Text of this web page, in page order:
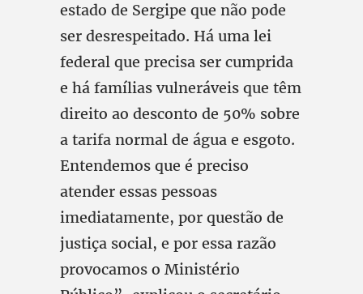
estado de Sergipe que não pode
ser desrespeitado. Há uma lei
federal que precisa ser cumprida
e há famílias vulneráveis que têm
direito ao desconto de 50% sobre
a tarifa normal de água e esgoto.
Entendemos que é preciso
atender essas pessoas
imediatamente, por questão de
justiça social, e por essa razão
provocamos o Ministério